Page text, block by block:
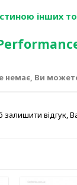
інших
немає, Ви
відгук,